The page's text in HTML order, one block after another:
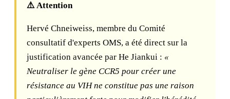
⚠️ Attention
Hervé Chneiweiss, membre du Comité
consultatif d'experts OMS, a été direct sur la
justification avancée par He Jiankui : «
Neutraliser le gène CCR5 pour créer une
résistance au VIH ne constitue pas une raison